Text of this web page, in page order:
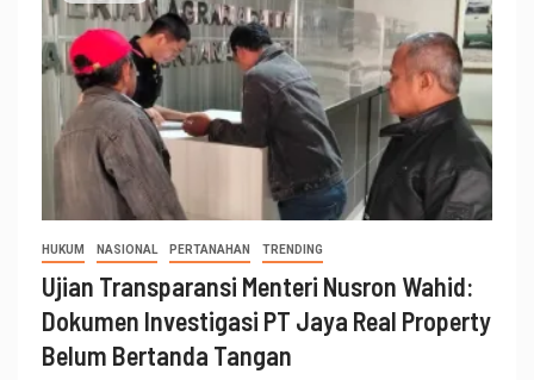
HUKUM NASIONAL PERTANAHAN TRENDING
Ujian Transparansi Menteri Nusron Wahid:
Dokumen Investigasi PT Jaya Real Property
Belum Bertanda Tangan